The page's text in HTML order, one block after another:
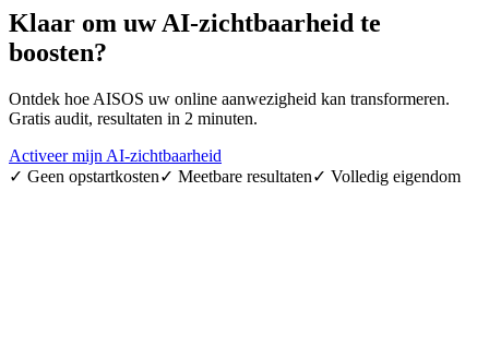
Klaar om uw AI-zichtbaarheid te
boosten?
Ontdek hoe AISOS uw online aanwezigheid kan transformeren.
Gratis audit, resultaten in 2 minuten.
Activeer mijn AI-zichtbaarheid
✓ Geen opstartkosten✓ Meetbare resultaten✓ Volledig eigendom